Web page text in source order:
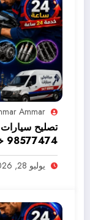
Ammar
تصليح
98577474 خدمة متنقلة 24 ساعة
يوليو 28, 2026